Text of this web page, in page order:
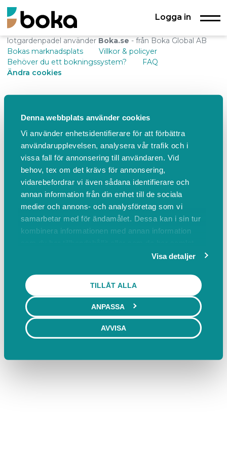
Denna webbplats använder cookies
Vi använder enhetsidentifierare för att förbättra
användarupplevelsen, analysera vår trafik och i
vissa fall för annonsering till användaren. Vid
behov, tex om det krävs för annonsering,
vidarebefordrar vi även sådana identifierare och
annan information från din enhet till de sociala
medier och annons- och analysföretag som vi
samarbetar med för ändamålet. Dessa kan i sin tur
kombinera informationen med annan information
Visa detaljer
TILLÅT ALLA
ANPASSA
AVVISA
Logga in
lotgardenpadel använder Boka.se - från Boka Global AB
Bokas marknadsplats
Villkor & policyer
Behöver du ett bokningssystem?
FAQ
Ändra cookies